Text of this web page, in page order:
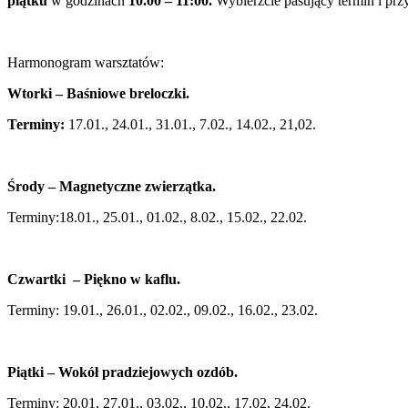
Harmonogram warsztatów:
Wtorki – Baśniowe breloczki.
Terminy: 17.01., 24.01., 31.01., 7.02., 14.02., 21,02.
Środy – Magnetyczne zwierzątka.
Terminy:18.01., 25.01., 01.02., 8.02., 15.02., 22.02.
Czwartki – Piękno w kaflu.
Terminy: 19.01., 26.01., 02.02., 09.02., 16.02., 23.02.
Piątki – Wokół pradziejowych ozdób.
Terminy: 20.01, 27.01., 03.02., 10.02., 17.02, 24.02.